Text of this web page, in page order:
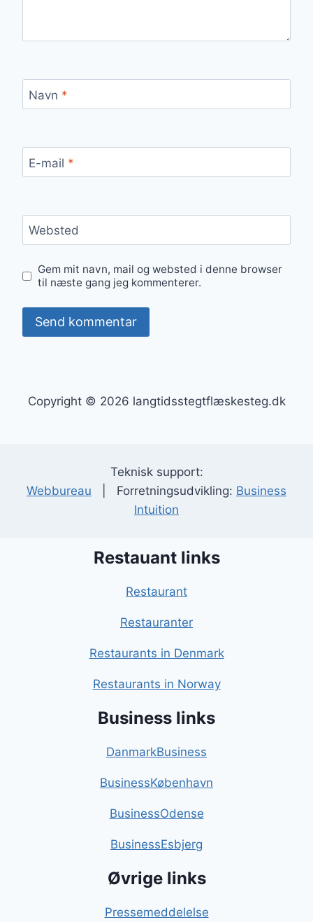
Navn *
E-mail *
Websted
Gem mit navn, mail og websted i denne browser
til næste gang jeg kommenterer.
Copyright © 2026 langtidsstegtflæskesteg.dk
Teknisk support:
Webbureau | Forretningsudvikling: Business
Intuition
Restauant links
Restaurant
Restauranter
Restaurants in Denmark
Restaurants in Norway
Business links
DanmarkBusiness
BusinessKøbenhavn
BusinessOdense
BusinessEsbjerg
Øvrige links
Pressemeddelelse